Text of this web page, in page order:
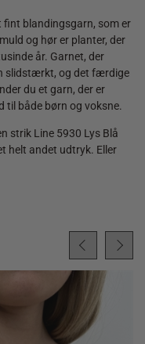
fint blandingsgarn, som er
og hør er planter, der
år. Garnet, der
slidstærkt, og det færdige
du et garn, der er
til både børn og voksne.
strik Line 5930 Lys Blå
helt andet udtryk. Eller